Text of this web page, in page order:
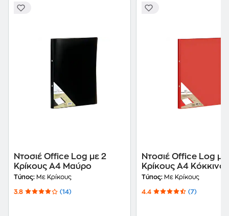
Ντοσιέ Office Log με 2
Κρίκους Α4 Μαύρο
Τύπος: Με Κρίκους
3.8 (14)
Ντοσιέ Office Log με
Κρίκους Α4 Κόκκινο
Τύπος: Με Κρίκους
4.4 (7)